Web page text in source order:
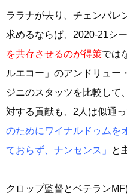
ララナが去り、チェンバレ
求めるならば、2020-21シ
を共存させるのが得策では
ルエコー」のアンドリュー
ジニのスタッツを比較して
対する貢献も、2人は似通っ
のためにワイナルドゥムを
ておらず、ナンセンス」
と
クロップ監督とベテランMF